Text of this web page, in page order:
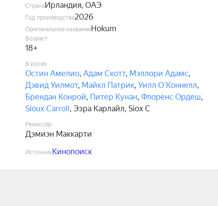
СтранаИрландия, ОАЭ
Год производства2026
Оригинальное названиеHokum
Возраст
18+
В ролях
Остин Амелио, Адам Скотт, Мэллори Адамс,
Дэвид Уилмот, Майкл Патрик, Уилл О’Коннелл,
Брендан Конрой, Питер Кунан, Флоренс Ордеш,
Sioux Carroll, Эзра Карлайл, Siox C
Режиссёр
Дэмиэн Маккарти
ИсточникКинопоиск